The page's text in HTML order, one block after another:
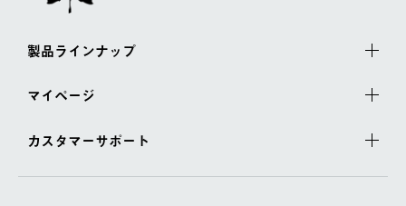
製品ラインナップ
マイページ
カスタマーサポート